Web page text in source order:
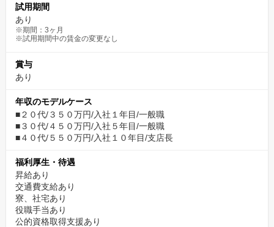
試用期間
あり
※期間：3ヶ月
※試用期間中の賃金の変更なし
賞与
あり
年収のモデルケース
■２０代/３５０万円/入社１年目/一般職
■３０代/４５０万円/入社５年目/一般職
■４０代/５５０万円/入社１０年目/支店長
福利厚生・待遇
昇給あり
交通費支給あり
寮、社宅あり
役職手当あり
公的資格取得支援あり